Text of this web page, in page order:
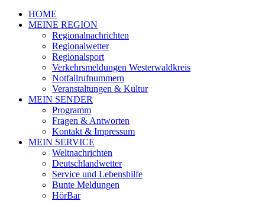
HOME
MEINE REGION
Regionalnachrichten
Regionalwetter
Regionalsport
Verkehrsmeldungen Westerwaldkreis
Notfallrufnummern
Veranstaltungen & Kultur
MEIN SENDER
Programm
Fragen & Antworten
Kontakt & Impressum
MEIN SERVICE
Weltnachrichten
Deutschlandwetter
Service und Lebenshilfe
Bunte Meldungen
HörBar